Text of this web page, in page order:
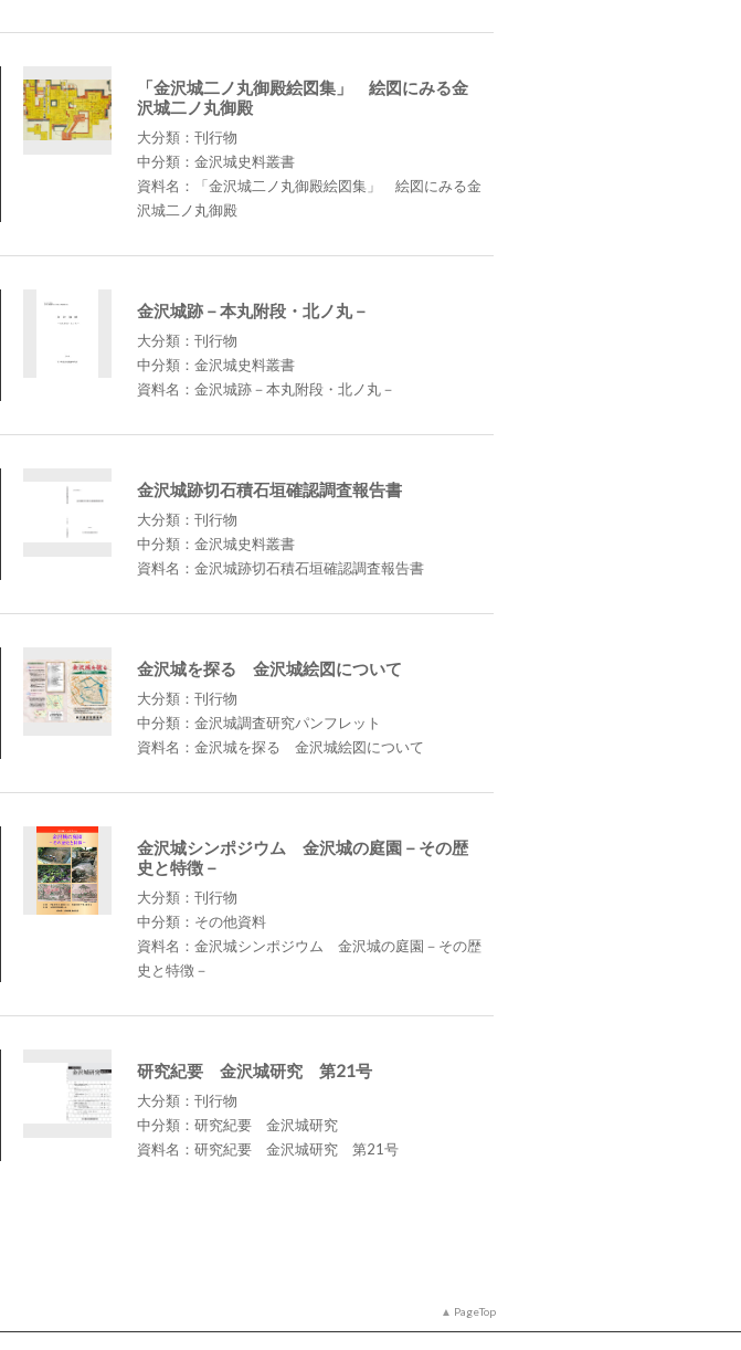
「金沢城二ノ丸御殿絵図集」 絵図にみる金
沢城二ノ丸御殿
大分類：刊行物
中分類：金沢城史料叢書
資料名：「金沢城二ノ丸御殿絵図集」 絵図にみる金
沢城二ノ丸御殿
金沢城跡－本丸附段・北ノ丸－
大分類：刊行物
中分類：金沢城史料叢書
資料名：金沢城跡－本丸附段・北ノ丸－
金沢城跡切石積石垣確認調査報告書
大分類：刊行物
中分類：金沢城史料叢書
資料名：金沢城跡切石積石垣確認調査報告書
金沢城を探る 金沢城絵図について
大分類：刊行物
中分類：金沢城調査研究パンフレット
資料名：金沢城を探る 金沢城絵図について
金沢城シンポジウム 金沢城の庭園－その歴
史と特徴－
大分類：刊行物
中分類：その他資料
資料名：金沢城シンポジウム 金沢城の庭園－その歴
史と特徴－
研究紀要 金沢城研究 第21号
大分類：刊行物
中分類：研究紀要 金沢城研究
資料名：研究紀要 金沢城研究 第21号
PageTop